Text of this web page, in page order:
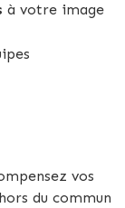
à votre image
vos
du commun